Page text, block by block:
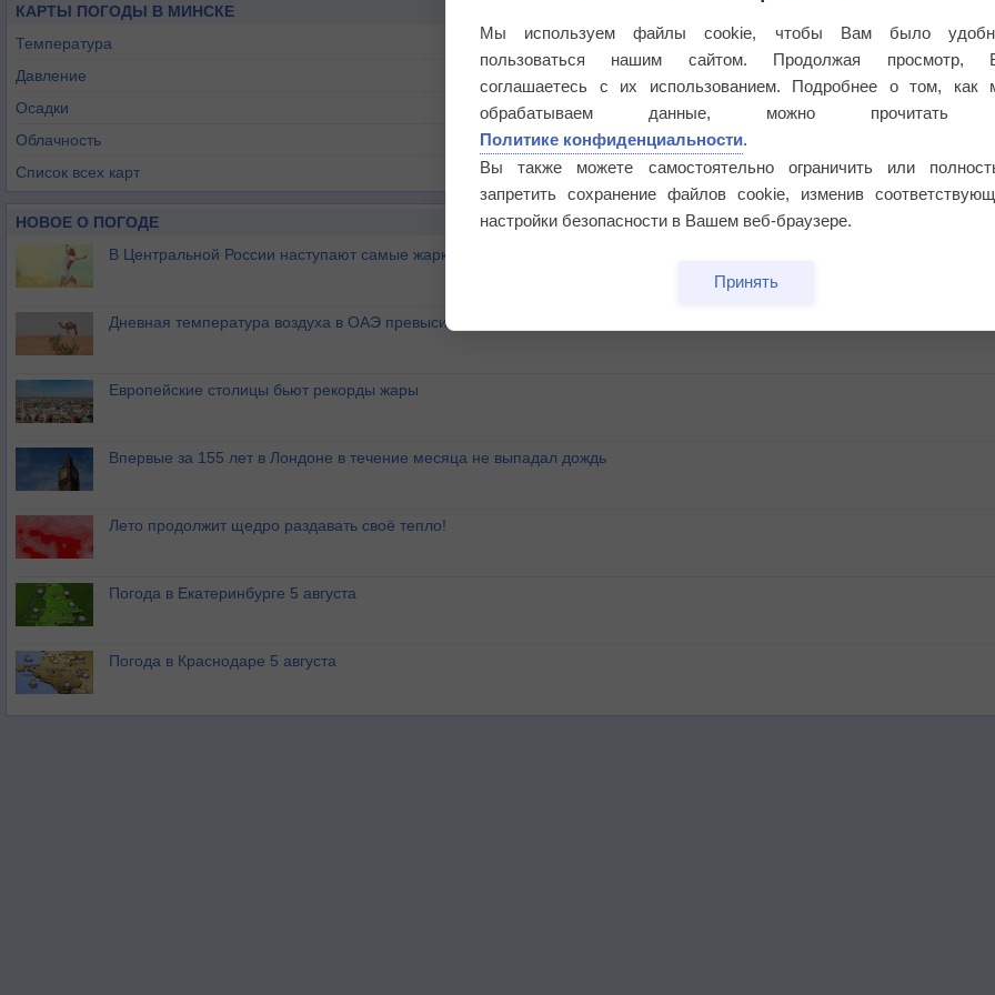
КАРТЫ ПОГОДЫ В МИНСКЕ
Температура
Давление
Осадки
Облачность
Список всех карт
НОВОЕ О ПОГОДЕ
В Центральной России наступают самые жаркие дни этого лета
Дневная температура воздуха в ОАЭ превысила +51°
Европейские столицы бьют рекорды жары
Впервые за 155 лет в Лондоне в течение месяца не выпадал дождь
Лето продолжит щедро раздавать своё тепло!
Погода в Екатеринбурге 5 августа
Погода в Краснодаре 5 августа
Мы используем файлы cookie, чтобы Вам было
пользоваться нашим сайтом. Продолжая просмотр,
соглашаетесь с их использованием. Подробнее о том, как
обрабатываем данные, можно прочитать
Политике конфиденциальности.
Вы также можете самостоятельно ограничить или
запретить сохранение файлов cookie, изменив
настройки безопасности в Вашем веб-браузере.
Принять